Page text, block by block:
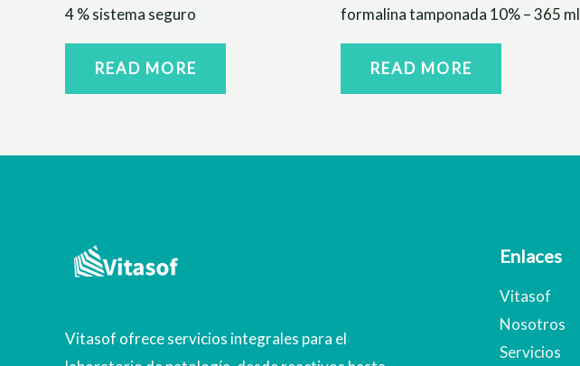
4 % sistema seguro
READ MORE
formalina tamponada 10% – 365 ml
READ MORE
Vitasof ofrece servicios integrales para el
Enlaces
Vitasof
Nosotros
Servicios